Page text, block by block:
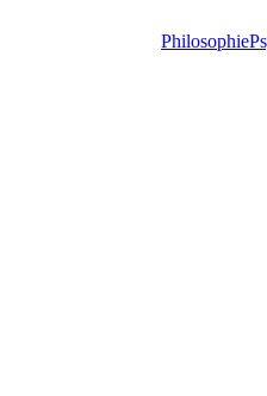
Philosophie